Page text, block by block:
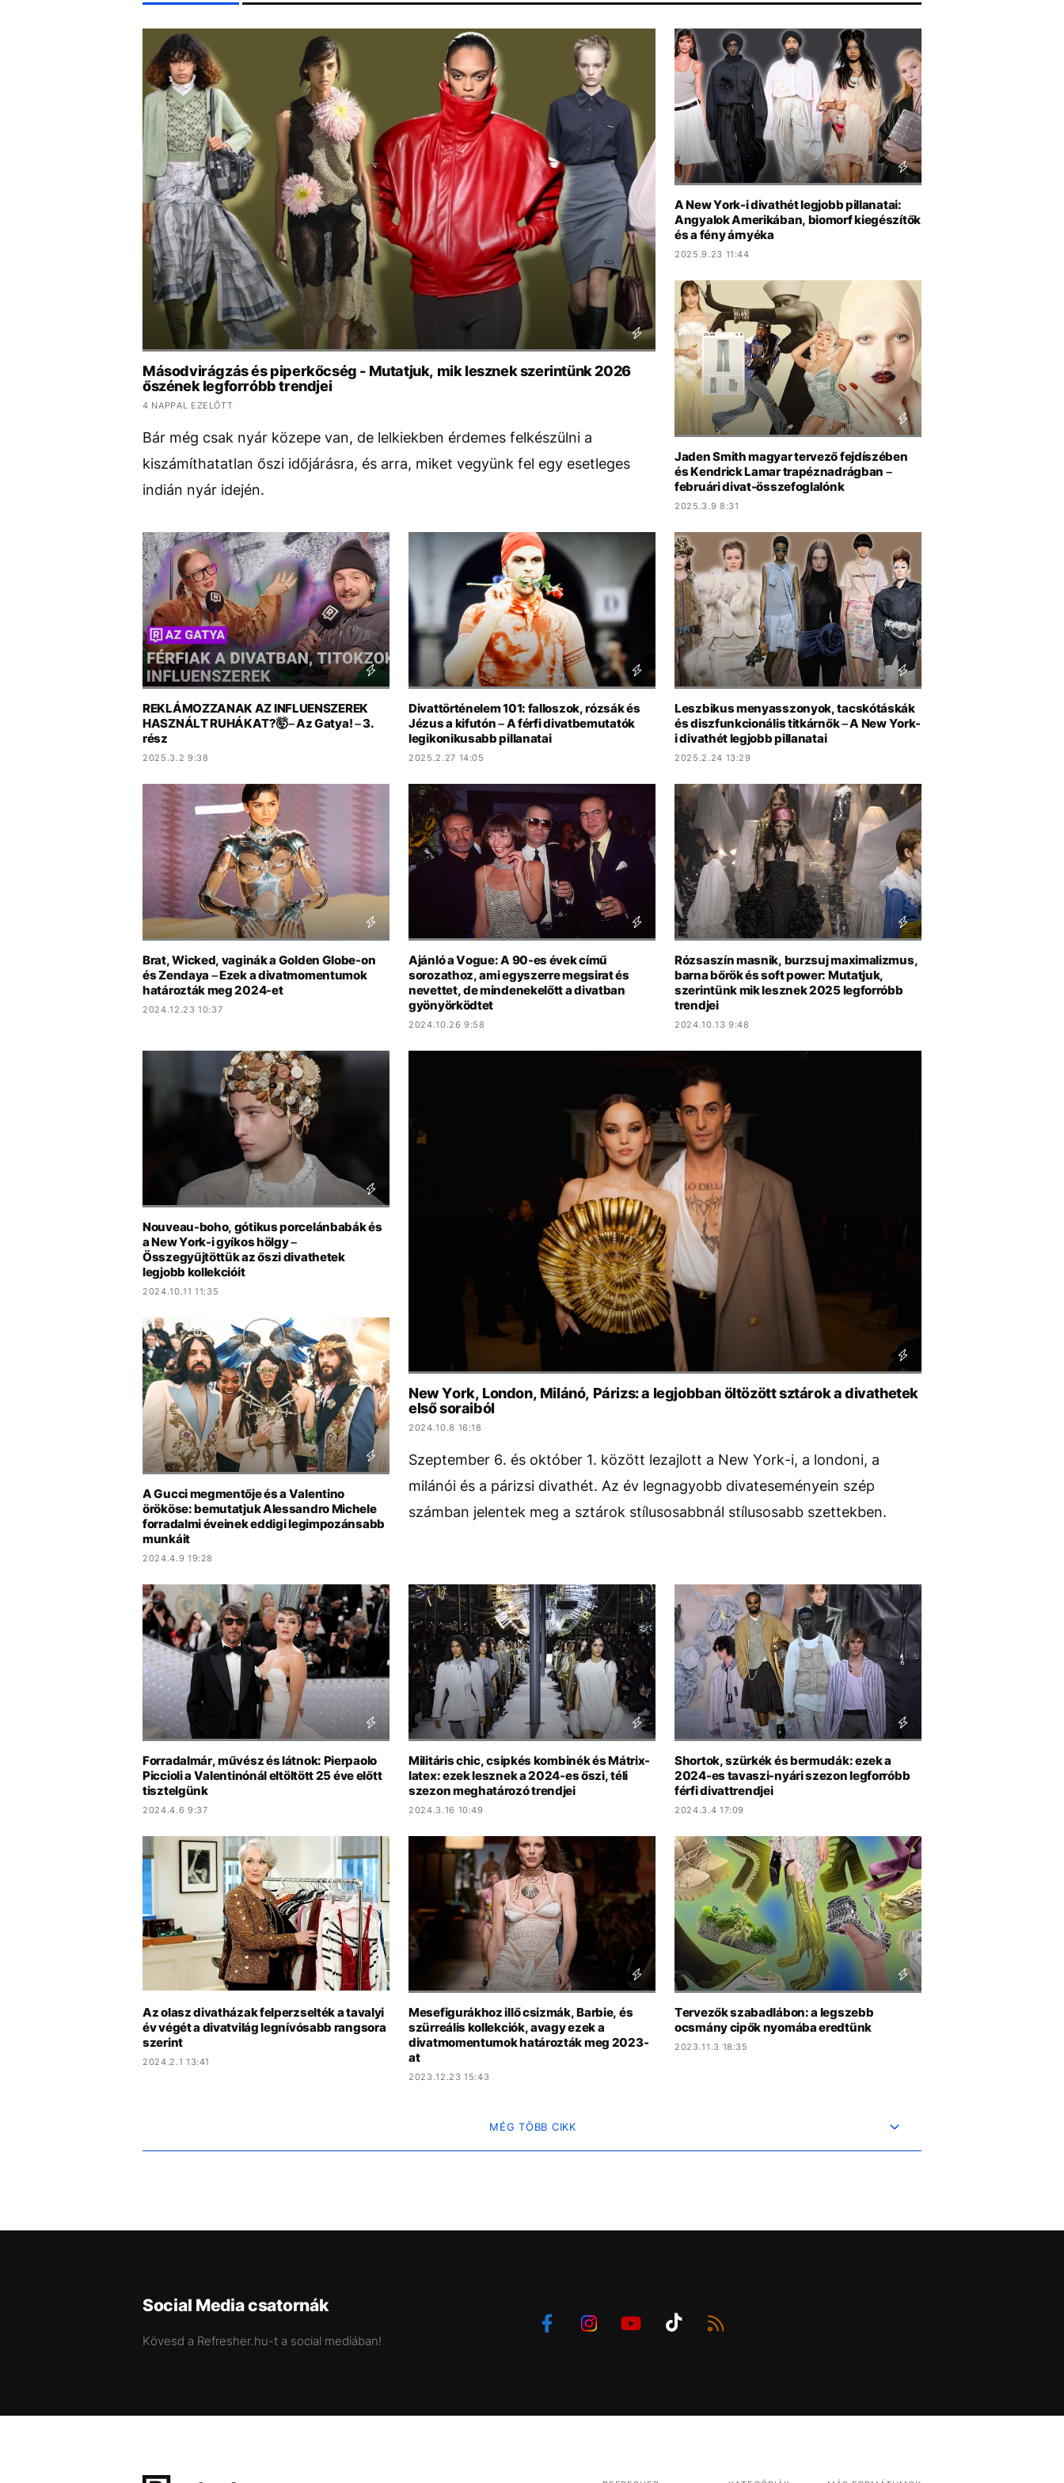
SZIGET FESZTIVÁL KVÍZ META PARLAMENT
EGYÉB FORMÁTUMOK
VideóKvíz
REFRESHER
Médiaajánlat Impresszum
Másodvirágzás és piperkőcség - Mutatjuk, mik lesznek szerintünk 2026
őszének legforróbb trendjei
4 NAPPAL EZELŐTT
Bár még csak nyár közepe van, de lelkiekben érdemes felkészülni a
kiszámíthatatlan őszi időjárásra, és arra, miket vegyünk fel egy esetleges
indián nyár idején.
A New York-i divathét legjobb pillanatai:
Angyalok Amerikában, biomorf kiegészítők
és a fény árnyéka
2025.9.23 11:44
Jaden Smith magyar tervező fejdíszében
és Kendrick Lamar trapéznadrágban –
februári divat-összefoglalónk
2025.3.9 8:31
REKLÁMOZZANAK AZ INFLUENSZEREK
HASZNÁLT RUHÁKAT?🤯– Az Gatya! – 3.
rész
2025.3.2 9:38
Divattörténelem 101: falloszok, rózsák és
Jézus a kifutón – A férfi divatbemutatók
legikonikusabb pillanatai
2025.2.27 14:05
Leszbikus menyasszonyok, tacskótáskák
és diszfunkcionális titkárnők – A New York-
i divathét legjobb pillanatai
2025.2.24 13:29
Brat, Wicked, vaginák a Golden Globe-on
és Zendaya – Ezek a divatmomentumok
határozták meg 2024-et
2024.12.23 10:37
Ajánló a Vogue: A 90-es évek című
sorozathoz, ami egyszerre megsirat és
nevettet, de mindenekelőtt a divatban
gyönyörködtet
2024.10.26 9:58
Rózsaszín masnik, burzsuj maximalizmus,
barna bőrök és soft power: Mutatjuk,
szerintünk mik lesznek 2025 legforróbb
trendjei
2024.10.13 9:48
Nouveau-boho, gótikus porcelánbabák és
a New York-i gyíkos hölgy –
Összegyűjtöttük az őszi divathetek
legjobb kollekcióit
2024.10.11 11:35
New York, London, Milánó, Párizs: a legjobban öltözött sztárok a divathetek
első soraiból
2024.10.8 16:18
Szeptember 6. és október 1. között lezajlott a New York-i, a londoni, a
milánói és a párizsi divathét. Az év legnagyobb divateseményein szép
számban jelentek meg a sztárok stílusosabbnál stílusosabb szettekben.
A Gucci megmentője és a Valentino
örököse: bemutatjuk Alessandro Michele
forradalmi éveinek eddigi legimpozánsabb
munkáit
2024.4.9 19:28
Forradalmár, művész és látnok: Pierpaolo
Piccioli a Valentinónál eltöltött 25 éve előtt
tisztelgünk
2024.4.6 9:37
Militáris chic, csipkés kombinék és Mátrix-
latex: ezek lesznek a 2024-es őszi, téli
szezon meghatározó trendjei
2024.3.16 10:49
Shortok, szürkék és bermudák: ezek a
2024-es tavaszi-nyári szezon legforróbb
férfi divattrendjei
2024.3.4 17:09
Az olasz divatházak felperzselték a tavalyi
év végét a divatvilág legnívósabb rangsora
szerint
2024.2.1 13:41
Mesefigurákhoz illő csizmák, Barbie, és
szürreális kollekciók, avagy ezek a
divatmomentumok határozták meg 2023-
at
2023.12.23 15:43
Tervezők szabadlábon: a legszebb
ocsmány cipők nyomába eredtünk
2023.11.3 18:35
MÉG TÖBB CIKK
Social Media csatornák
Kövesd a Refresher.hu-t a social mediában!